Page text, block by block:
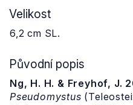
Velikost
6,2 cm SL.
Původní popis
Ng, H. H. & Freyhof, J.
Pseudomystus